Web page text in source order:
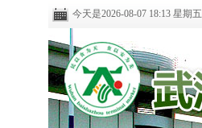
今天是2026-08-07 18:13 星期五